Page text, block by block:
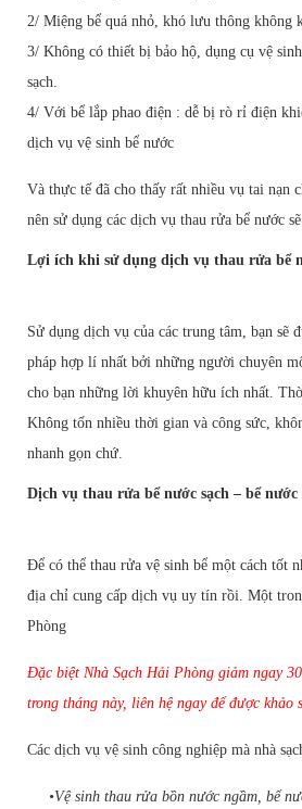
2/ Miệng bể quá nhỏ, khó lưu thông không
3/ Không có thiết bị bảo hộ, dụng cụ vệ
sạch.
4/ Với bể lắp phao điện : dễ bị rò rỉ điện
dịch vụ vệ sinh bể nước
Và thực tế đã cho thấy rất nhiều vụ tai nạn
nên sử dụng các dịch vụ thau rửa bể nước
Lợi ích khi sử dụng dịch vụ thau rửa bể
Sử dụng dịch vụ của các trung tâm, bạn sẽ
pháp hợp lí nhất bởi những người chuyên
cho bạn những lời khuyên hữu ích nhất.
Không tốn nhiều thời gian và công sức,
nhanh gọn chứ.
Dịch vụ thau rửa bể nước sạch – bể
Để có thể thau rửa vệ sinh bể một cách tốt
địa chỉ cung cấp dịch vụ uy tín rồi. Một
Phòng
Đặc biệt Nhà Sạch Hải Phòng giảm ngay
trong tháng này, liên hệ ngay để được
Các dịch vụ vệ sinh công nghiệp mà nhà
•Vệ sinh thau rửa bồn nước ngầm, bể